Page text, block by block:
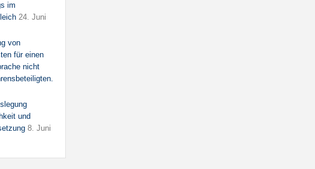
im
24. Juni
von
für einen
nicht
und
8. Juni